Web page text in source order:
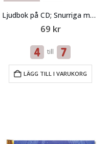
Ljudbok på CD; Snurriga måkryp
69 kr
till
LÄGG TILL I VARUKORG